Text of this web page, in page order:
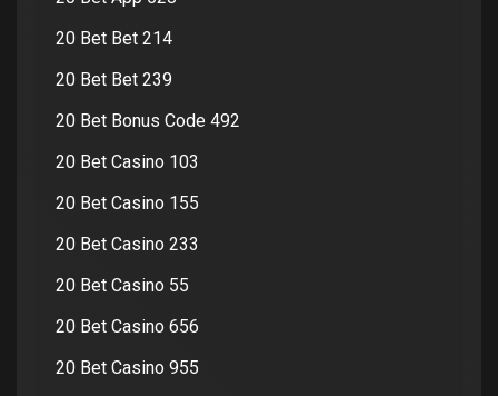
20 Bet Bet 214
20 Bet Bet 239
20 Bet Bonus Code 492
20 Bet Casino 103
20 Bet Casino 155
20 Bet Casino 233
20 Bet Casino 55
20 Bet Casino 656
20 Bet Casino 955